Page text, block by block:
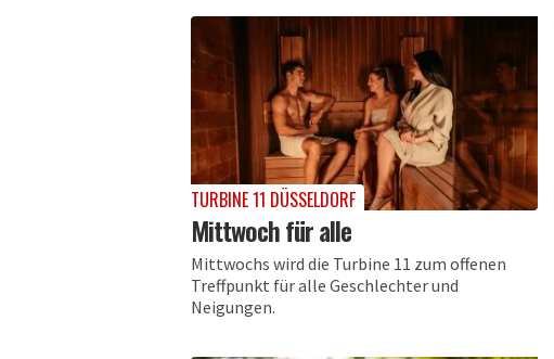
TURBINE 11 DÜSSELDORF
Mittwoch für alle
Mittwochs wird die Turbine 11 zum offenen
Treffpunkt für alle Geschlechter und
Neigungen.